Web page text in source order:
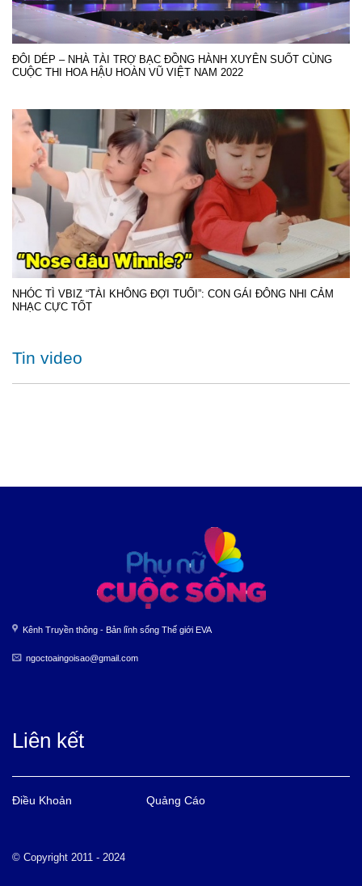
ĐÔI DÉP – NHÀ TÀI TRỢ BẠC ĐỒNG HÀNH XUYÊN SUỐT CÙNG
CUỘC THI HOA HẬU HOÀN VŨ VIỆT NAM 2022
NHÓC TÌ VBIZ “TÀI KHÔNG ĐỢI TUỔI”: CON GÁI ĐÔNG NHI CẢM
NHẠC CỰC TỐT
Tin video
Kênh Truyền thông - Bản lĩnh sống Thế giới EVA
ngoctoaingoisao@gmail.com
Liên kết
Điều Khoản Quảng Cáo
© Copyright 2011 - 2024